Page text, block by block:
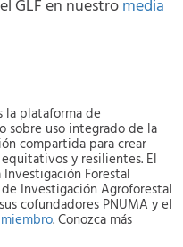
GLF en nuestromedia
la plataforma de
sobre uso integrado de la
compartida para crear
y resilientes. El
Forestal
Investigación Agroforestal
cofundadores PNUMA y el
. Conozca más